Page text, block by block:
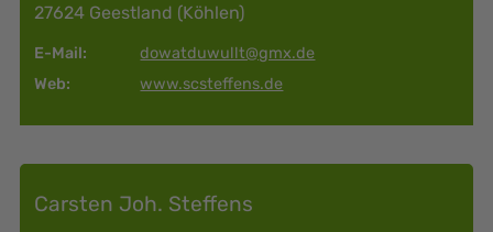
27624 Geestland (Köhlen)
E-Mail:
dowatduwullt@gmx.de
Web:
www.scsteffens.de
Carsten Joh. Steffens